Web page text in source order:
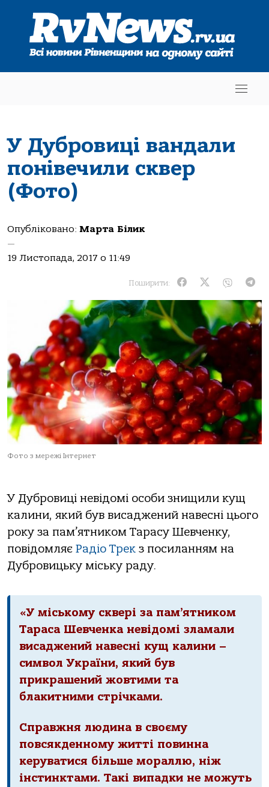
У Дубровиці вандали
понівечили сквер
(Фото)
Опубліковано: Марта Білик
—
19 Листопада, 2017 о 11:49
Поширити:
Фото з мережі Інтернет
У Дубровиці невідомі особи знищили кущ
калини, який був висаджений навесні цього
року за пам’ятником Тарасу Шевченку,
повідомляє Радіо Трек з посиланням на
Дубровицьку міську раду.
«У міському сквері за пам’ятником
Тараса Шевченка невідомі зламали
висаджений навесні кущ калини –
символ України, який був
прикрашений жовтими та
блакитними стрічками.
Справжня людина в своєму
повсякденному житті повинна
керуватися більше мораллю, ніж
інстинктами. Такі випадки не можуть